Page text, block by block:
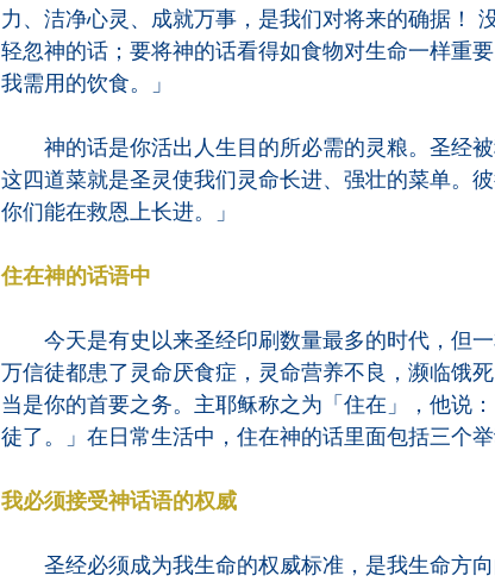
力、洁净心灵、成就万事，是我们对将来的确据！
轻忽神的话；要将神的话看得如食物对生命一样重
我需用的饮食。」
神的话是你活出人生目的所必需的灵粮。圣经被
这四道菜就是圣灵使我们灵命长进、强壮的菜单。
你们能在救恩上长进。」
住在神的话语中
今天是有史以来圣经印刷数量最多的时代，但一
万信徒都患了灵命厌食症，灵命营养不良，濒临饿
当是你的首要之务。主耶稣称之为「住在」，他说
徒了。」在日常生活中，住在神的话里面包括三个举
我必须接受神话语的权威
圣经必须成为我生命的权威标准，是我生命方向